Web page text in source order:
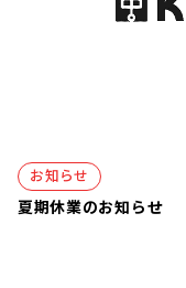
お知らせ
夏期休業のお知らせ